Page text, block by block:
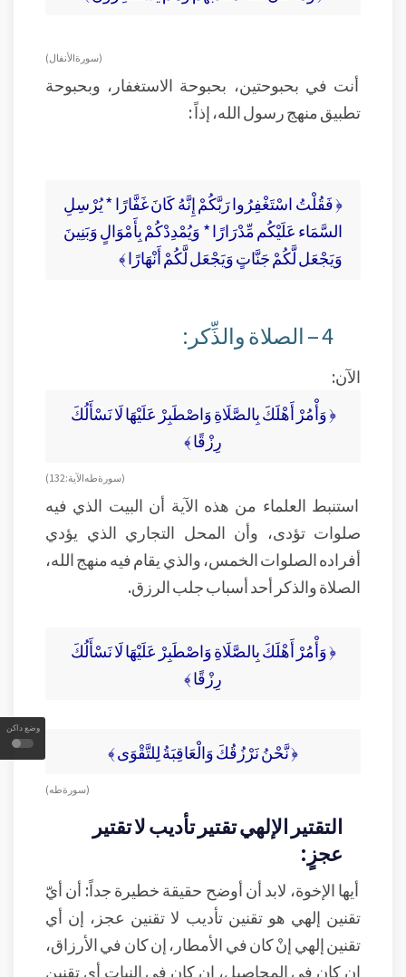
وضع داكن
( سورة الأنفال )
أنت في بحبوحتين، بحبوحة الاستغفار، وبحبوحة
تطبيق منهج رسول الله، إذاً :
﴿ فَقُلْتُ اسْتَغْفِرُوا رَبَّكُمْ إِنَّهُ كَانَ غَفَّارًا * يُرْسِلِ
السَّمَاء عَلَيْكُم مِّدْرَارًا * وَيُمْدِدْكُمْ بِأَمْوَالٍ وَبَنِينَ
وَيَجْعَل لَّكُمْ جَنَّاتٍ وَيَجْعَل لَّكُمْ أَنْهَارًا ﴾
4 – الصلاة والذِّكر:
الآن:
﴿ وَأْمُرْ أَهْلَكَ بِالصَّلَاةِ وَاصْطَبِرْ عَلَيْهَا لَا نَسْأَلُكَ
رِزْقًا ﴾
( سورة طه الآية: 132 )
استنبط العلماء من هذه الآية أن البيت الذي فيه
صلوات تؤدى، وأن المحل التجاري الذي يؤدي
أفراده الصلوات الخمس، والذي يقام فيه منهج الله،
الصلاة والذكر أحد أسباب جلب الرزق.
﴿ وَأْمُرْ أَهْلَكَ بِالصَّلَاةِ وَاصْطَبِرْ عَلَيْهَا لَا نَسْأَلُكَ
رِزْقًا ﴾
﴿ نَّحْنُ نَرْزُقُكَ وَالْعَاقِبَةُ لِلتَّقْوَى ﴾
( سورة طه )
التقتير الإلهي تقتير تأديب لا تقتير
عجزٍ:
أيها الإخوة، لابد أن أوضح حقيقة خطيرة جداً: أن أيّ
تقنين إلهي هو تقنين تأديب لا تقنين عجز، إن أي
تقنين إلهي إنْ كان في الأمطار، إن كان في الأرزاق،
إن كان في المحاصيل، إن كان في النبات أي تقنين